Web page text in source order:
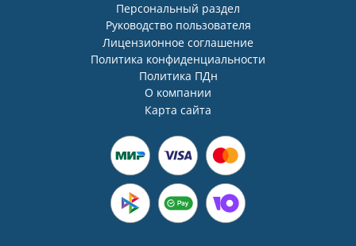
Персональный раздел
Руководство пользователя
Лицензионное соглашение
Политика конфиденциальности
Политика ПДн
О компании
Карта сайта